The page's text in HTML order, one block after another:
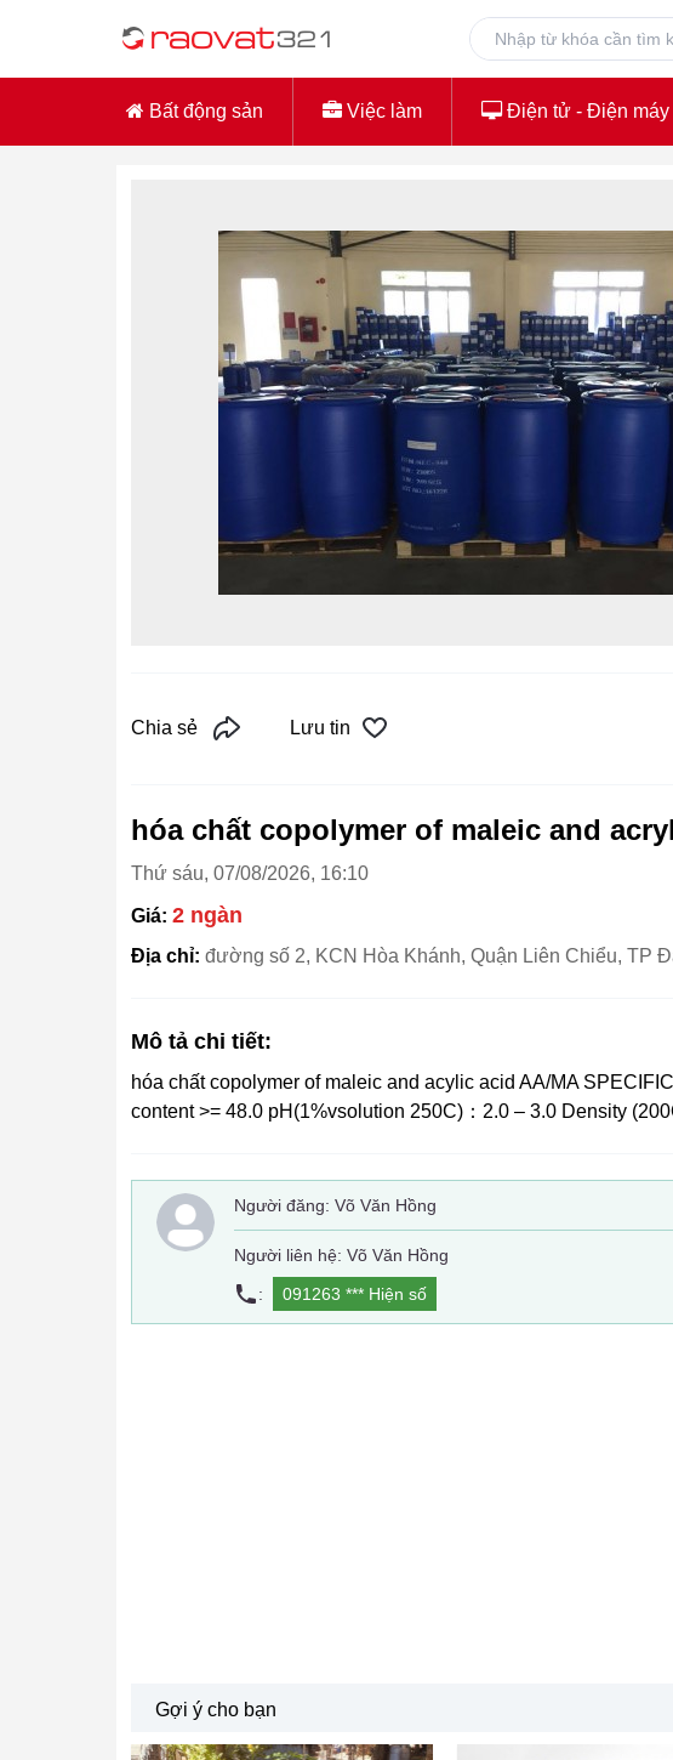
Bất động sản Việc làm Điện tử - Điện máy
Chia sẻ Lưu tin
hóa chất copolymer of maleic and
Thứ sáu, 07/08/2026, 16:10
Giá: 2 ngàn
Địa chỉ: đường số 2, KCN Hòa Khánh, Quận Liên Chiểu, TP
Mô tả chi tiết:
hóa chất copolymer of maleic and acylic acid AA/MA
content >= 48.0 pH(1%vsolution 250C)：2.0 – 3.0 Density
Người đăng: Võ Văn Hồng
Người liên hệ: Võ Văn Hồng
:
091263 *** Hiện số
Gợi ý cho bạn